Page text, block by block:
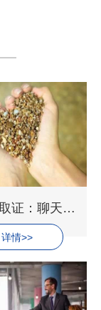
宁波出轨取证：聊天记录可作为离婚赔偿证据吗
详情>>